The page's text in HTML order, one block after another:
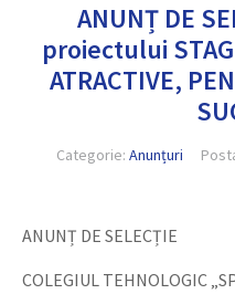
ANUNȚ DE
proiectului
ATRACTIVE,
Categorie: Anunțuri
ANUNȚ DE SELECȚIE
COLEGIUL TEHNOLOGIC